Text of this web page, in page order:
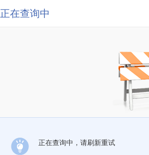
正在查询中
正在查询中，请刷新重试